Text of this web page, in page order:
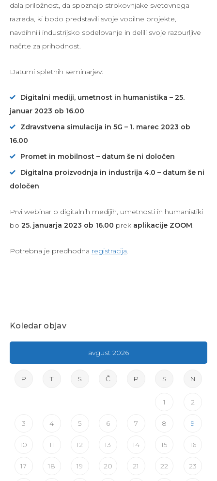
dala priložnost, da spoznajo strokovnjake svetovnega
razreda, ki bodo predstavili svoje vodilne projekte,
navdihnili industrijsko sodelovanje in delili svoje razburljive
načrte za prihodnost.
Datumi spletnih seminarjev:
Digitalni mediji, umetnost in humanistika – 25.
januar 2023 ob 16.00
Zdravstvena simulacija in 5G – 1. marec 2023 ob
16.00
Promet in mobilnost – datum še ni določen
Digitalna proizvodnja in industrija 4.0 – datum še ni
določen
Prvi webinar o digitalnih medijih, umetnosti in humanistiki
bo 25. januarja 2023 ob 16.00 prek aplikacije ZOOM.
Potrebna je predhodna registracija.
Koledar objav
avgust 2026
P T S Č P S N
1 2
3 4 5 6 7 8 9
10 11 12 13 14 15 16
17 18 19 20 21 22 23